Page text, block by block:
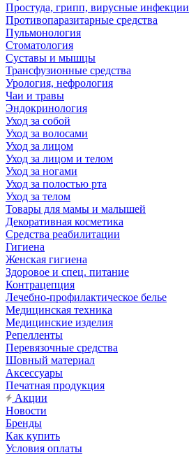
Простуда, грипп, вирусные инфекции
Противопаразитарные средства
Пульмонология
Стоматология
Суставы и мышцы
Трансфузионные средства
Урология, нефрология
Чаи и травы
Эндокринология
Уход за собой
Уход за волосами
Уход за лицом
Уход за лицом и телом
Уход за ногами
Уход за полостью рта
Уход за телом
Товары для мамы и малышей
Декоративная косметика
Средства реабилитации
Гигиена
Женская гигиена
Здоровое и спец. питание
Контрацепция
Лечебно-профилактическое белье
Медицинская техника
Медицинские изделия
Репелленты
Перевязочные средства
Шовный материал
Аксессуары
Печатная продукция
Акции
Новости
Бренды
Как купить
Условия оплаты